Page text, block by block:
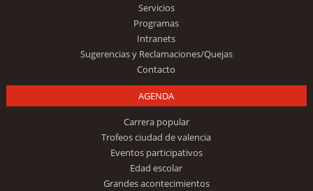
Servicios
Programas
Intranets
Sugerencias y Reclamaciones/Quejas
Contacto
AGENDA
Carrera popular
Trofeos ciudad de valencia
Eventos participativos
Edad escolar
Grandes acontecimientos